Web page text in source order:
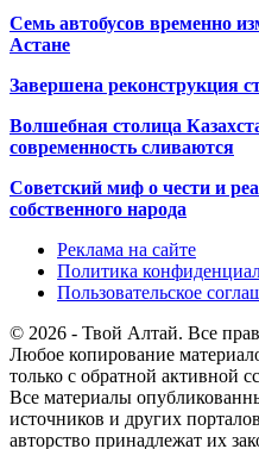
Семь автобусов временно
Астане
Завершена реконструкция
Волшебная столица
современность сливаются
Советский миф о чести и
собственного народа
Реклама на сайте
Политика
Пользовательское
© 2026 - Твой Алтай. Все
Любое копирование
только с обратной активной
Все материалы
источников и других
авторство принадлежат их